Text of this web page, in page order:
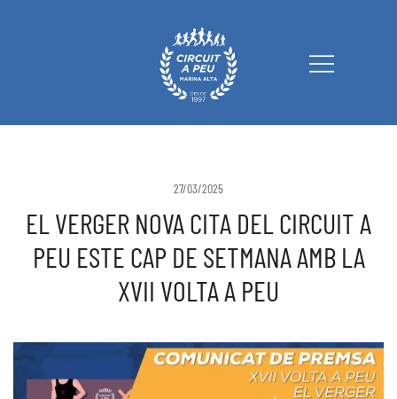
Circuit a Peu Marina Alta
27/03/2025
EL VERGER NOVA CITA DEL CIRCUIT A
PEU ESTE CAP DE SETMANA AMB LA
XVII VOLTA A PEU